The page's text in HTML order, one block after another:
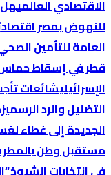
الاقتصادي العالميهل
للنهوض بمصر
العامة للتأمين
قطر في إسقاط
الإسرائيلي
التضليل والرد الرسمي
الجديدة إلى غطاء
مستقبل وطن